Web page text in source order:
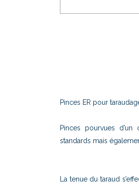
Pinces ER pour
Pinces pourvues d’un
standards mais
La tenue du taraud